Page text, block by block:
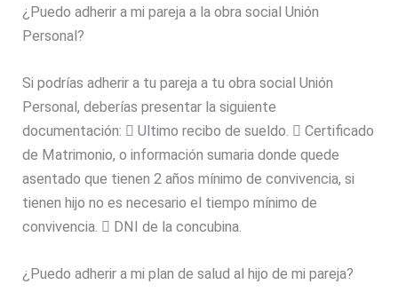
¿Puedo adherir a mi pareja a la obra social Unión
Personal?
Si podrías adherir a tu pareja a tu obra social Unión
Personal, deberías presentar la siguiente
documentación:  Ultimo recibo de sueldo.  Certificado
de Matrimonio, o información sumaria donde quede
asentado que tienen 2 años mínimo de convivencia, si
tienen hijo no es necesario el tiempo mínimo de
convivencia.  DNI de la concubina.
¿Puedo adherir a mi plan de salud al hijo de mi pareja?